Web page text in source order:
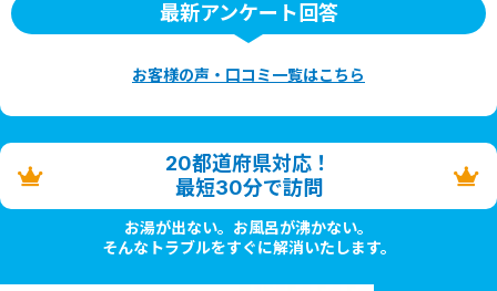
最新アンケート回答
お客様の声・口コミ一覧はこちら
20都道府県対応！
最短30分で訪問
お湯が出ない。お風呂が沸かない。
そんなトラブルをすぐに解消いたします。